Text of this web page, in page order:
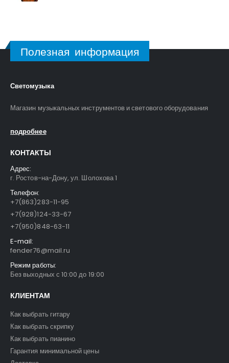
Полезная информация
Светомузыка
Магазин музыкальных инструментов и светового оборудования
подробнее
КОНТАКТЫ
Адрес:
г. Ростов-на-Дону, ул. Шолохова 1
Телефон:
+7(863)283-11-95
+7(928)124-33-67
+7(950)848-63-11
E-mail:
fender76@mail.ru
Режим работы:
Без выходных с 10:00 до 19:00
КЛИЕНТАМ
Как выбрать гитару
Как выбрать скрипку
Как выбрать пианино
Гарантия минимальной цены